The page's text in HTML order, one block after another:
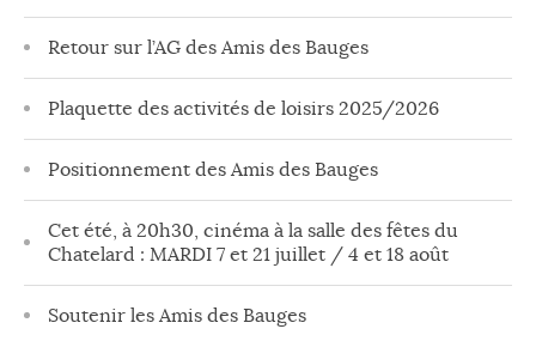
Retour sur l’AG des Amis des Bauges
Plaquette des activités de loisirs 2025/2026
Positionnement des Amis des Bauges
Cet été, à 20h30, cinéma à la salle des fêtes du
Chatelard : MARDI 7 et 21 juillet / 4 et 18 août
Soutenir les Amis des Bauges